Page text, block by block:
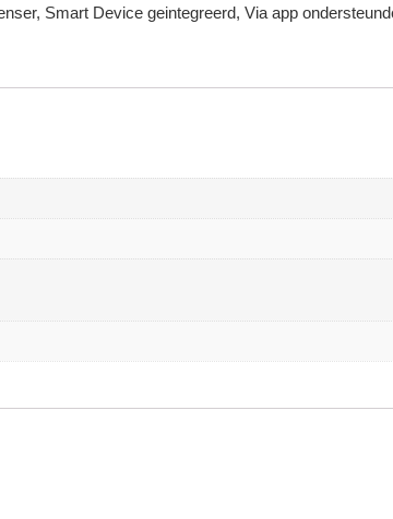
Smart Device geintegreerd, Via app